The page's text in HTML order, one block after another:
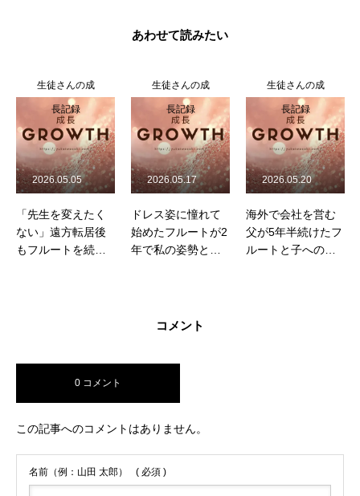
あわせて読みたい
生徒さんの成
長記録
ドレス姿に憧れて
始めたフルートが2
年で私の姿勢と心
2026.05.17
生徒さんの成
長記録
海外で会社を営む
父が5年半続けたフ
ルートと子への約
2026.05.20
生徒さんの成
長記録
部下の「仕事より
自分の時間」がフ
ルートに向かうき
2026.06.03
コメント
0 コメント
この記事へのコメントはありません。
名前（例：山田 太郎） ( 必須 )